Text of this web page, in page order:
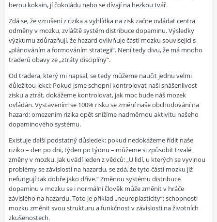
berou kokain, jí čokoládu nebo se dívají na hezkou tvář.
Zdá se, že vzrušení z rizika a vyhlídka na zisk začne ovládat centra
odměny v mozku, zvláště systém distribuce dopaminu. Výsledky
výzkumu zdůrazňují, že hazard ovlivňuje části mozku související s
„plánováním a formováním strategií“. Není tedy divu, že má mnoho
traderů obavy ze „ztráty disciplíny“.
Od tradera, který mi napsal, se tedy můžeme naučit jednu velmi
důležitou lekci: Pokud jsme schopni kontrolovat naši snášenlivost
zisku a ztrát, dokážeme kontrolovat, jak moc bude náš mozek
ovládán. Vystavením se 100% risku se změní naše obchodování na
hazard; omezením rizika opět snížíme nadměrnou aktivitu našeho
dopaminového systému.
Existuje další podstatný důsledek: pokud nedokážeme řídit naše
riziko – den po dni, týden po týdnu – můžeme si způsobit trvalé
změny v mozku. Jak uvádí jeden z vědců: „U lidí, u kterých se vyvinou
problémy se závislostí na hazardu, se zdá, že tyto části mozku již
nefungují tak dobře jako dříve.“ Změnou systému distribuce
dopaminu v mozku se i normální člověk může změnit v hráče
závislého na hazardu. Toto je příklad „neuroplasticity“: schopnosti
mozku změnit svou strukturu a funkčnost v závislosti na životních
zkušenostech.